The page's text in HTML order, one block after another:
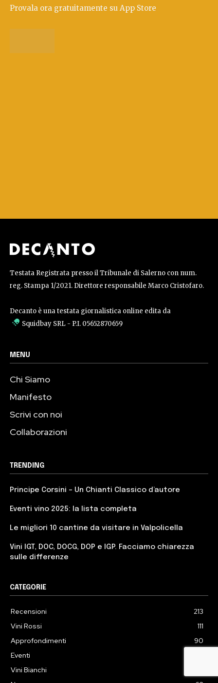
Provala ora gratuitamente su App Store
Testata Registrata presso il Tribunale di Salerno con num.
reg. Stampa 1/2021. Direttore responsabile Marco Cristofaro.
Decanto è una testata giornalistica online edita da
Squidbay SRL - P.I. 05652870659
MENU
Chi Siamo
Manifesto
Scrivi con noi
Collaborazioni
TRENDING
Principe Corsini – Un Chianti Classico d’autore
Eventi vino 2025: la lista completa
Le migliori 10 cantine da visitare in Valpolicella
Vini IGT, DOC, DOCG, DOP e IGP. Facciamo chiarezza
sulle differenze
CATEGORIE
Recensioni
213
Vini Rossi
111
Approfondimenti
90
Eventi
Vini Bianchi